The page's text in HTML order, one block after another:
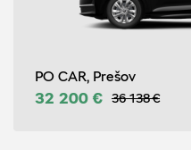
PO CAR, Prešov
32 200 € 36 138 €